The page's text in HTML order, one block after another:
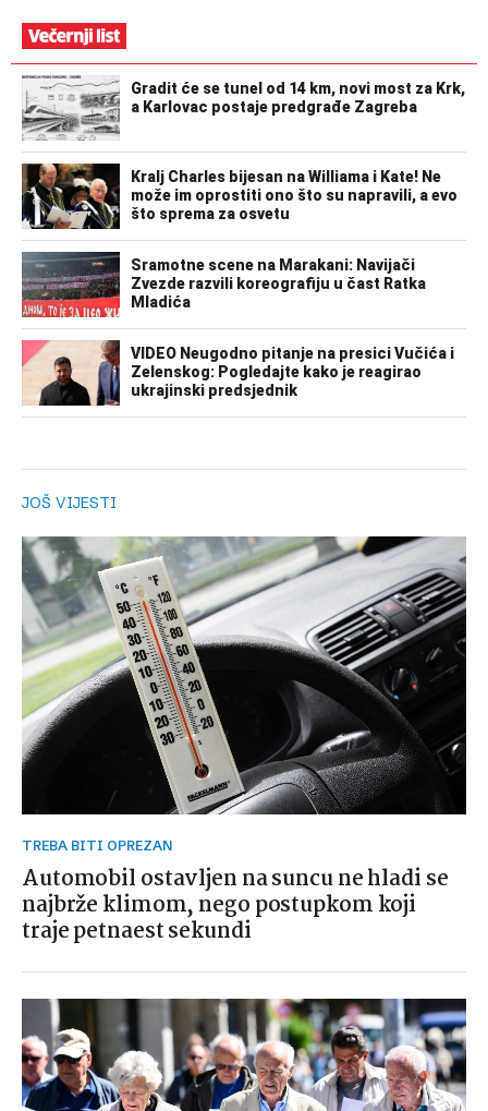
JOŠ VIJESTI
TREBA BITI OPREZAN
Automobil ostavljen na suncu ne hladi se
najbrže klimom, nego postupkom koji
traje petnaest sekundi